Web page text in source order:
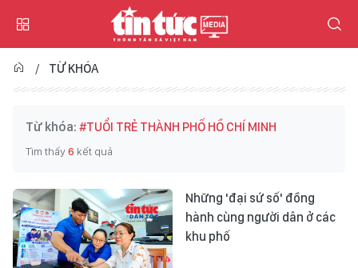
TỪ KHÓA
Từ khóa: #TUỔI TRẺ THÀNH PHỐ HỒ CHÍ MINH
Tìm thấy6 kết quả
Những 'đại sứ số' đồng
hành cùng người dân ở các
khu phố